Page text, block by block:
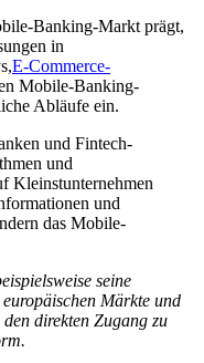
Banking-Markt prägt,
in
E-Commerce-
Mobile-Banking-
Abläufe ein.
und Fintech-
und
Kleinstunternehmen
und
das Mobile-
seine
Märkte und
direkten Zugang zu